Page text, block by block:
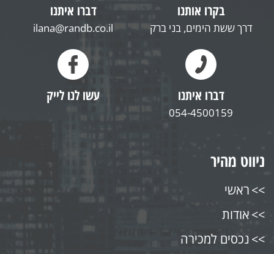
בקרו אותנו
דרך ששת הימים, בני ברק
דברו איתנו
ilana@randb.co.il
דברו איתנו
054-4500159
עשו לנו לייק
ניווט מהיר
ראשי
אודות
נכסים למכירה